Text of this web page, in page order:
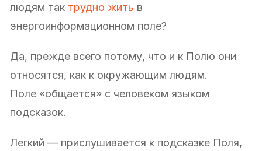
людям так трудно жить в
энергоинформационном поле?
Да, прежде всего потому, что и к Полю они
относятся, как к окружающим людям.
Поле «общается» с человеком языком
подсказок.
Легкий — прислушивается к подсказке Поля,